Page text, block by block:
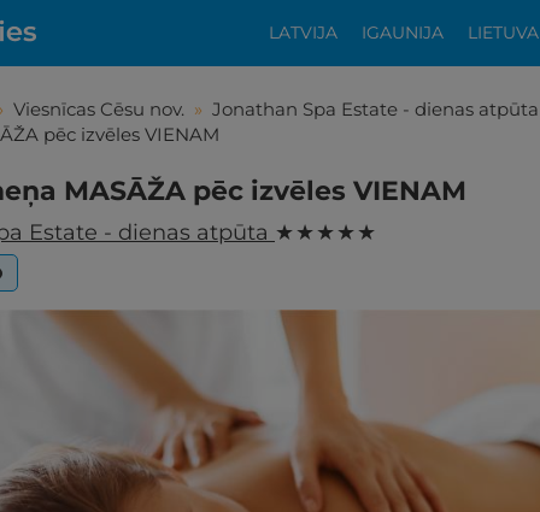
LATVIJA IGAUNIJA LIETUVA
Viesnīcas Cēsu nov. » Jonathan Spa Estate - dienas atpūta
pēc izvēles VIENAM
MASĀŽA pēc izvēles VIENAM
Estate - dienas atpūta ★ ★ ★ ★ ★
Iepatikās šis piedāvājums?
Līdz brīnišķīgai atpūtai atlikuši tikai daži soļi